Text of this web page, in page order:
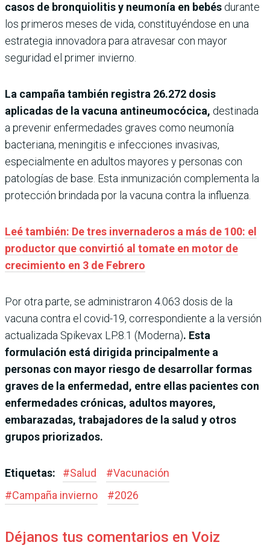
casos de bronquiolitis y neumonía en bebés durante
los primeros meses de vida, constituyéndose en una
estrategia innovadora para atravesar con mayor
seguridad el primer invierno.
La campaña también registra 26.272 dosis
aplicadas de la vacuna antineumocócica, destinada
a prevenir enfermedades graves como neumonía
bacteriana, meningitis e infecciones invasivas,
especialmente en adultos mayores y personas con
patologías de base. Esta inmunización complementa la
protección brindada por la vacuna contra la influenza.
Leé también: De tres invernaderos a más de 100: el
productor que convirtió al tomate en motor de
crecimiento en 3 de Febrero
Por otra parte, se administraron 4.063 dosis de la
vacuna contra el covid-19, correspondiente a la versión
actualizada Spikevax LP.8.1 (Moderna). Esta
formulación está dirigida principalmente a
personas con mayor riesgo de desarrollar formas
graves de la enfermedad, entre ellas pacientes con
enfermedades crónicas, adultos mayores,
embarazadas, trabajadores de la salud y otros
grupos priorizados.
Etiquetas: #Salud #Vacunación
#Campaña invierno #2026
Déjanos tus comentarios en Voiz